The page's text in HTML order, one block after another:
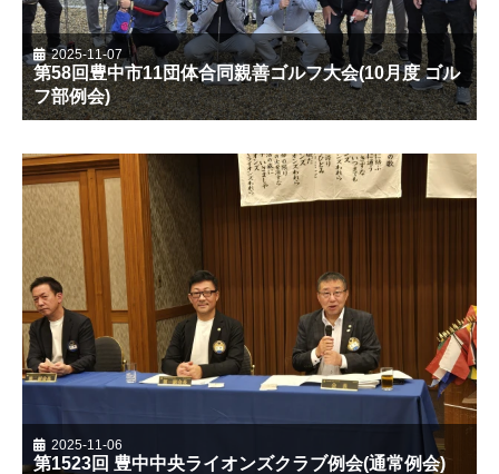
2025-11-07
第58回豊中市11団体合同親善ゴルフ大会(10月度 ゴル
フ部例会)
2025-11-06
第1523回 豊中中央ライオンズクラブ例会(通常例会)